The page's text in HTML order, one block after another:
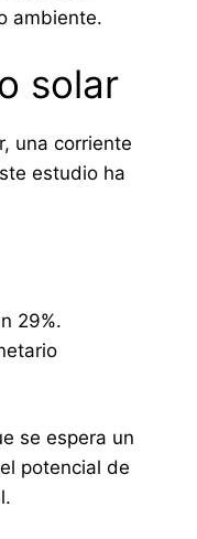
ambiente.
solar
una corriente
estudio ha
29%.
se espera un
potencial de